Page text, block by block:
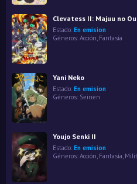
Clevatess II: Majuu no
Estado: En emision
Géneros: Acción Fantasía
Yani Neko
Estado: En emision
Géneros: Seinen
Youjo Senki II
Estado: En emision
Géneros: Acción, Fantasía,